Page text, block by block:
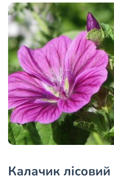
Калачик